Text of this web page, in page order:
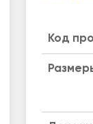
Код